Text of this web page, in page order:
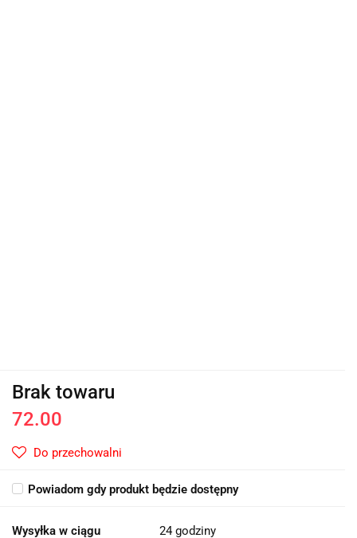
Brak towaru
72.00
Do przechowalni
Powiadom gdy produkt będzie dostępny
Wysyłka w ciągu 24 godziny